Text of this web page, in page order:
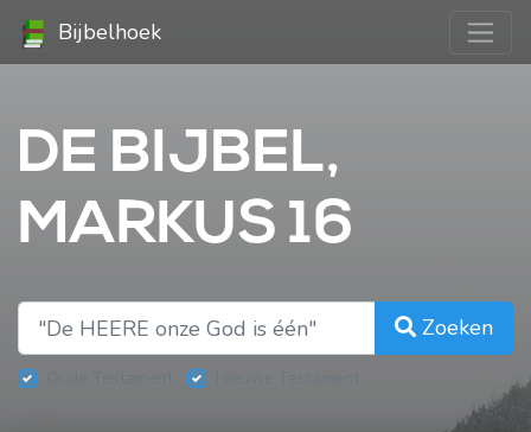
Bijbelhoek
DE BIJBEL,
MARKUS 16
Zoeken